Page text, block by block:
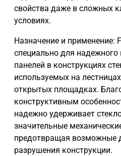
свойства даже в сложных
условиях.
Назначение и применение:
специально для надежного
панелей в конструкциях
используемых на
открытых площадках.
конструктивным
надежно удерживает
значительные
предотвращая возможные
разрушения конструкции.